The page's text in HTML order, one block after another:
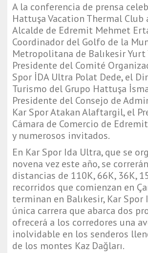
A la conferencia de prensa
Hattuşa Vacation Thermal
Alcalde de Edremit Mehmet
Coordinador del Golfo de la
Metropolitana de Balıkesir Yurt
Presidente del Comité
Spor İDA Ultra Polat Dede, el
Turismo del Grupo Hattuşa
Presidente del Consejo de
Kar Spor Atakan Alaftargil, el
Cámara de Comercio de
y numerosos invitados.
En Kar Spor Ida Ultra, que se
novena vez este año, se
distancias de 110K, 66K, 36K,
recorridos que comienzan en
terminan en Balıkesir, Kar Spor
única carrera que abarca dos
ofrecerá a los corredores una
inolvidable en los senderos
de los montes Kaz Dağları.